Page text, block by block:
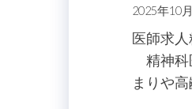
2025年10
医師求
精神科
まりや